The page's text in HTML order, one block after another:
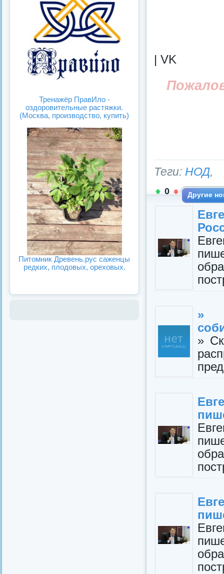
| VK
Теги: НОД,
0 Другие
»
»
Тренажёр ПравИло -
оздоровительные растяжки.
(Москва, производство, купить)
Питомник Древень.рус саженцы
редких, плодовых, ореховых.